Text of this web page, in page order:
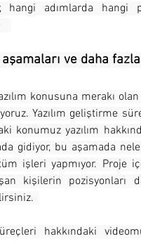
hangi adımlarda hangi
ve daha
konusuna merakı
Yazılım geliştirme
konumuz yazılım
gidiyor, bu aşamada
işleri yapmıyor. Proje
kişilerin pozisyonları
hakkındaki